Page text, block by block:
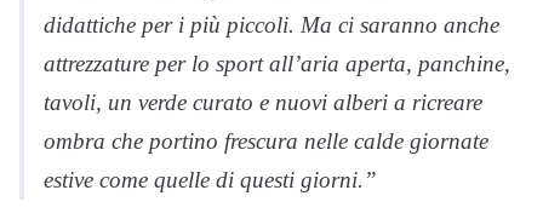
didattiche per i più piccoli. Ma ci saranno anche
attrezzature per lo sport all’aria aperta, panchine,
tavoli, un verde curato e nuovi alberi a ricreare
ombra che portino frescura nelle calde giornate
estive come quelle di questi giorni.”